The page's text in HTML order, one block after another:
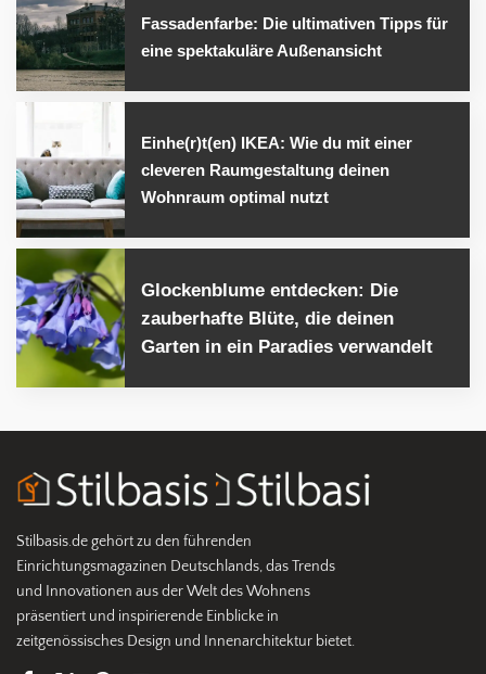
Fassadenfarbe: Die ultimativen Tipps für
eine spektakuläre Außenansicht
Einhe(r)t(en) IKEA: Wie du mit einer
cleveren Raumgestaltung deinen
Wohnraum optimal nutzt
Glockenblume entdecken: Die
zauberhafte Blüte, die deinen
Garten in ein Paradies verwandelt
Stilbasis.de gehört zu den führenden
Einrichtungsmagazinen Deutschlands, das Trends
und Innovationen aus der Welt des Wohnens
präsentiert und inspirierende Einblicke in
zeitgenössisches Design und Innenarchitektur bietet.